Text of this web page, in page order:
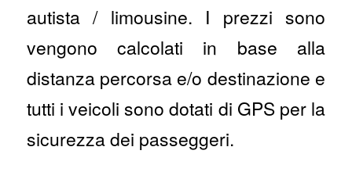
autista / limousine. I prezzi sono
vengono calcolati in base alla
distanza percorsa e/o destinazione e
tutti i veicoli sono dotati di GPS per la
sicurezza dei passeggeri.